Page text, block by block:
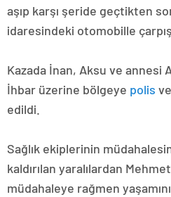
aşıp karşı şeride geçtikten
idaresindeki otomobille
Kazada İnan, Aksu ve annesi
İhbar üzerine bölgeye polis
edildi.
Sağlık ekiplerinin
kaldırılan yaralılardan
müdahaleye rağmen